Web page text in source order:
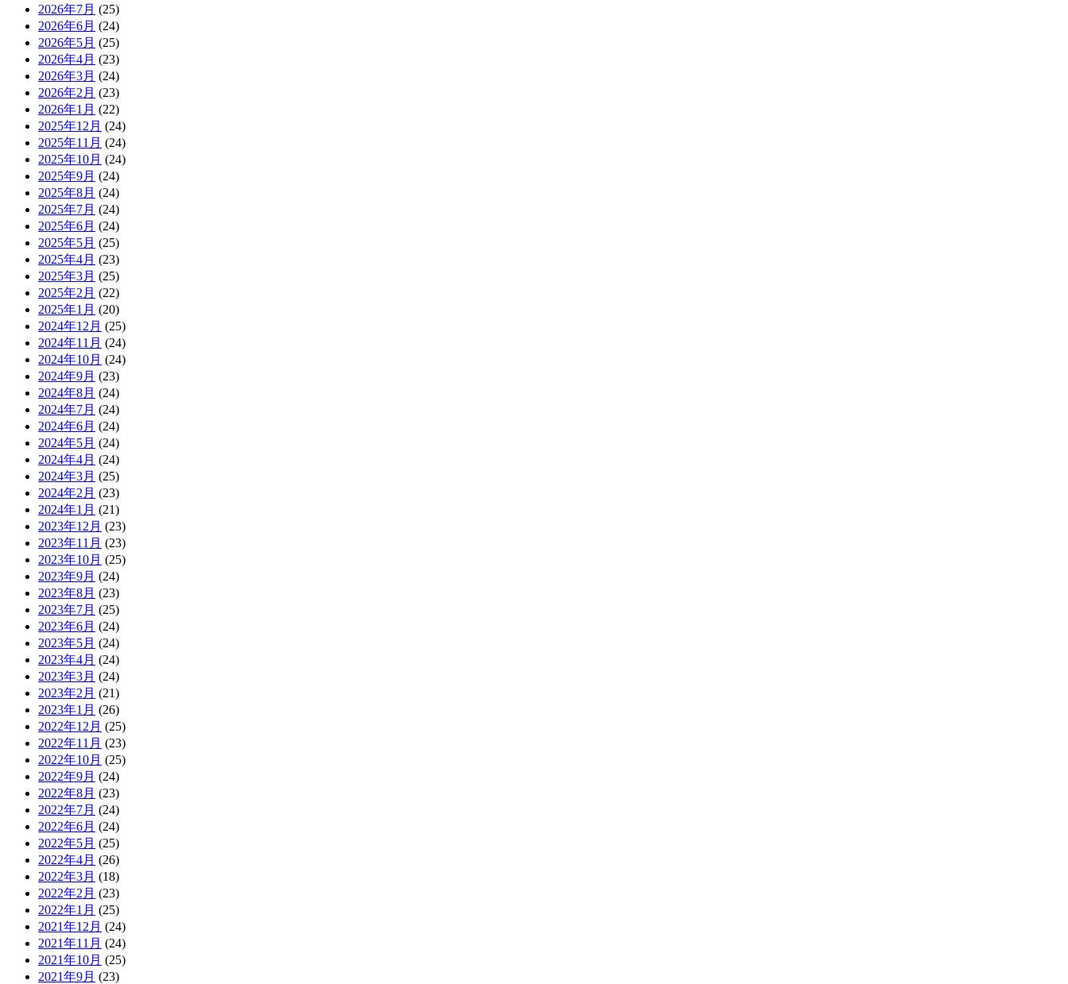
2026年7月 (25)
2026年6月 (24)
2026年5月 (25)
2026年4月 (23)
2026年3月 (24)
2026年2月 (23)
2026年1月 (22)
2025年12月 (24)
2025年11月 (24)
2025年10月 (24)
2025年9月 (24)
2025年8月 (24)
2025年7月 (24)
2025年6月 (24)
2025年5月 (25)
2025年4月 (23)
2025年3月 (25)
2025年2月 (22)
2025年1月 (20)
2024年12月 (25)
2024年11月 (24)
2024年10月 (24)
2024年9月 (23)
2024年8月 (24)
2024年7月 (24)
2024年6月 (24)
2024年5月 (24)
2024年4月 (24)
2024年3月 (25)
2024年2月 (23)
2024年1月 (21)
2023年12月 (23)
2023年11月 (23)
2023年10月 (25)
2023年9月 (24)
2023年8月 (23)
2023年7月 (25)
2023年6月 (24)
2023年5月 (24)
2023年4月 (24)
2023年3月 (24)
2023年2月 (21)
2023年1月 (26)
2022年12月 (25)
2022年11月 (23)
2022年10月 (25)
2022年9月 (24)
2022年8月 (23)
2022年7月 (24)
2022年6月 (24)
2022年5月 (25)
2022年4月 (26)
2022年3月 (18)
2022年2月 (23)
2022年1月 (25)
2021年12月 (24)
2021年11月 (24)
2021年10月 (25)
2021年9月 (23)